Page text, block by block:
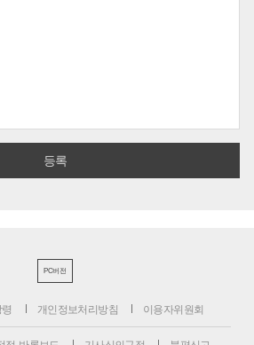
PC버전
개인정보처리방침 이용자위원회